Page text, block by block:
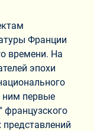
Франции
времени. На
эпохи
ним первые
французского